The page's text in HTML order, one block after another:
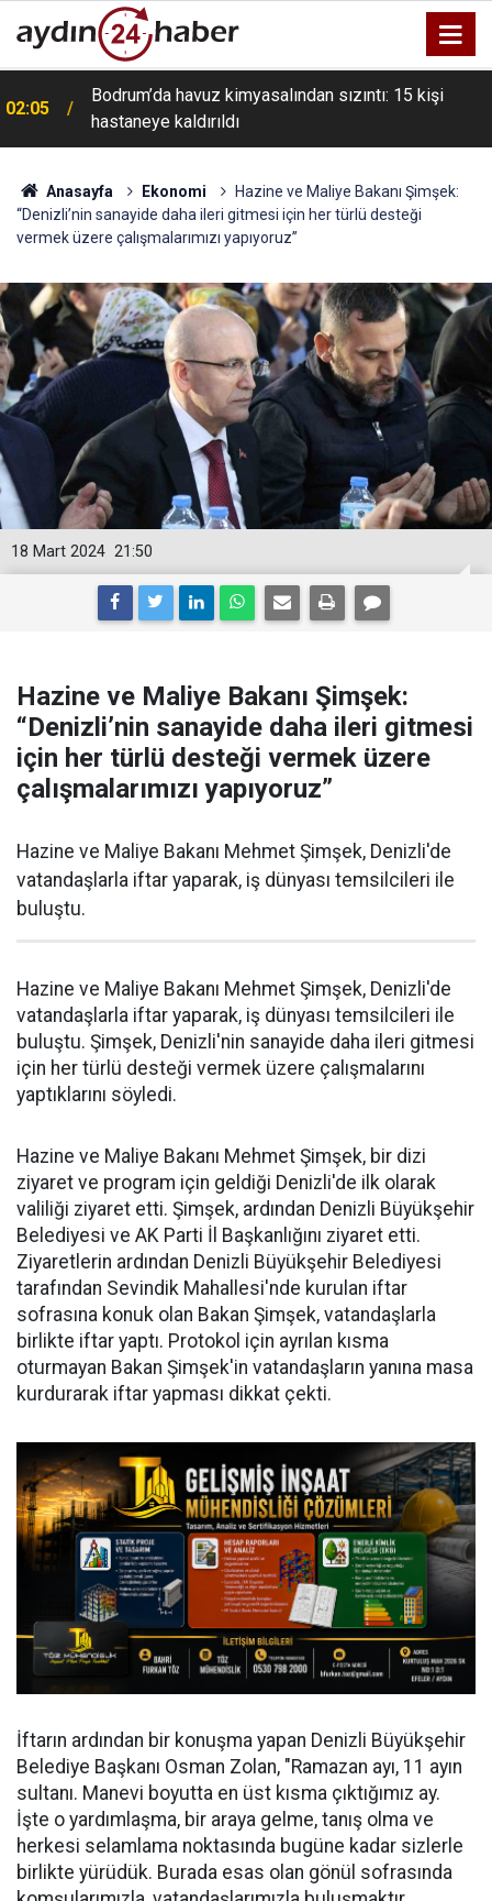
02:05
Bodrum’da havuz kimyasalından sızıntı: 15 kişi
hastaneye kaldırıldı
Anasayfa Ekonomi
Hazine ve Maliye Bakanı Şimşek:
“Denizli’nin sanayide daha ileri gitmesi için her türlü desteği
vermek üzere çalışmalarımızı yapıyoruz”
21:50
18 Mart 2024
Hazine ve Maliye Bakanı Şimşek:
“Denizli’nin sanayide daha ileri gitmesi
için her türlü desteği vermek üzere
çalışmalarımızı yapıyoruz”
Hazine ve Maliye Bakanı Mehmet Şimşek, Denizli'de
vatandaşlarla iftar yaparak, iş dünyası temsilcileri ile
buluştu.
Hazine ve Maliye Bakanı Mehmet Şimşek, Denizli'de
vatandaşlarla iftar yaparak, iş dünyası temsilcileri ile
buluştu. Şimşek, Denizli'nin sanayide daha ileri gitmesi
için her türlü desteği vermek üzere çalışmalarını
yaptıklarını söyledi.
Hazine ve Maliye Bakanı Mehmet Şimşek, bir dizi
ziyaret ve program için geldiği Denizli'de ilk olarak
valiliği ziyaret etti. Şimşek, ardından Denizli Büyükşehir
Belediyesi ve AK Parti İl Başkanlığını ziyaret etti.
Ziyaretlerin ardından Denizli Büyükşehir Belediyesi
tarafından Sevindik Mahallesi'nde kurulan iftar
sofrasına konuk olan Bakan Şimşek, vatandaşlarla
birlikte iftar yaptı. Protokol için ayrılan kısma
oturmayan Bakan Şimşek'in vatandaşların yanına masa
kurdurarak iftar yapması dikkat çekti.
İftarın ardından bir konuşma yapan Denizli Büyükşehir
Belediye Başkanı Osman Zolan, "Ramazan ayı, 11 ayın
sultanı. Manevi boyutta en üst kısma çıktığımız ay.
İşte o yardımlaşma, bir araya gelme, tanış olma ve
herkesi selamlama noktasında bugüne kadar sizlerle
birlikte yürüdük. Burada esas olan gönül sofrasında